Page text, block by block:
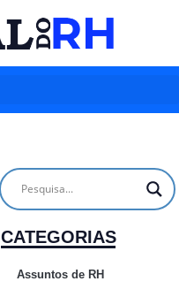
CATEGORIAS
Assuntos de RH